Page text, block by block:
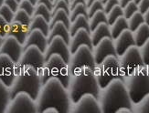
med et